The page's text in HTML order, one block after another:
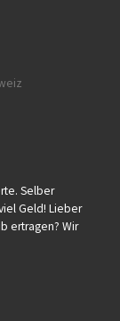
Selber
Geld! Lieber
ertragen? Wir